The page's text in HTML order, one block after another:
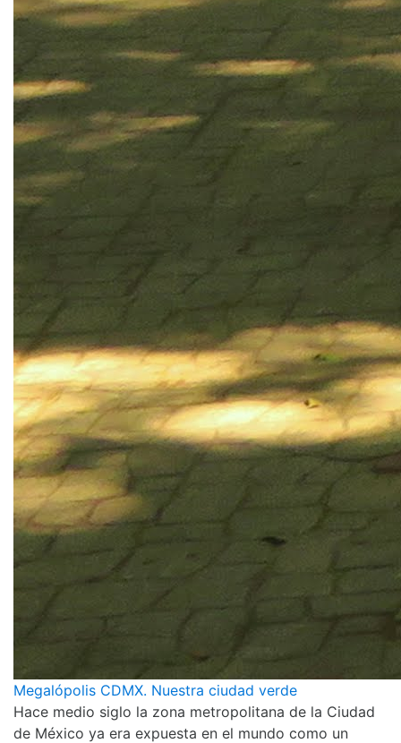
Megalópolis CDMX. Nuestra ciudad verde
Hace medio siglo la zona metropolitana de la Ciudad
de México ya era expuesta en el mundo como un